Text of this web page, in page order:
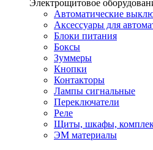
Электрощитовое
Автоматические
Аксессуары для
Блоки питания
Боксы
Зуммеры
Кнопки
Контакторы
Лампы сигнальные
Переключатели
Реле
Щиты, шкафы,
ЭМ материалы